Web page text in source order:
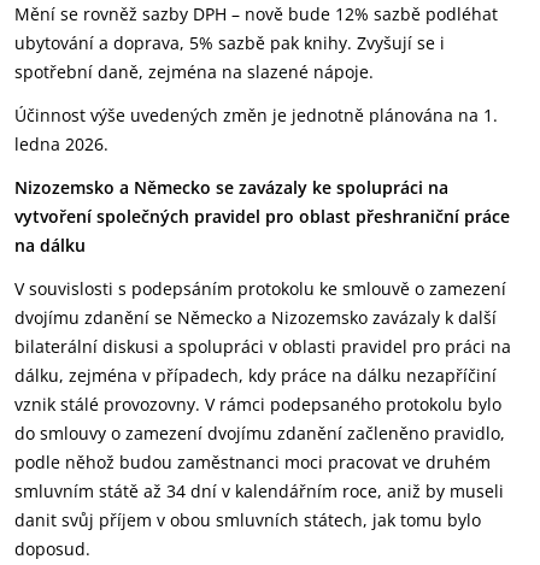
Mění se rovněž sazby DPH – nově bude 12% sazbě podléhat
ubytování a doprava, 5% sazbě pak knihy. Zvyšují se i
spotřební daně, zejména na slazené nápoje.
Účinnost výše uvedených změn je jednotně plánována na 1.
ledna 2026.
Nizozemsko a Německo se zavázaly ke spolupráci na
vytvoření společných pravidel pro oblast přeshraniční práce
na dálku
V souvislosti s podepsáním protokolu ke smlouvě o zamezení
dvojímu zdanění se Německo a Nizozemsko zavázaly k další
bilaterální diskusi a spolupráci v oblasti pravidel pro práci na
dálku, zejména v případech, kdy práce na dálku nezapříčiní
vznik stálé provozovny. V rámci podepsaného protokolu bylo
do smlouvy o zamezení dvojímu zdanění začleněno pravidlo,
podle něhož budou zaměstnanci moci pracovat ve druhém
smluvním státě až 34 dní v kalendářním roce, aniž by museli
danit svůj příjem v obou smluvních státech, jak tomu bylo
doposud.